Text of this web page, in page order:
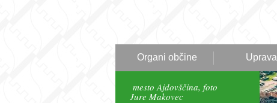
Organi občine Uprava
mesto Ajdovščina, foto
Jure Makovec